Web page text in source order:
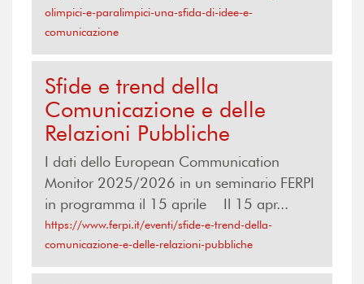
olimpici-e-paralimpici-una-sfida-di-idee-e-
comunicazione
​​Sfide e trend della
Comunicazione e delle
Relazioni Pubbliche
I dati dello European Communication
Monitor 2025/2026 in un seminario FERPI
in programma il 15 aprile Il 15 apr...
https://www.ferpi.it/eventi/​​sfide-e-trend-della-
comunicazione-e-delle-relazioni-pubbliche